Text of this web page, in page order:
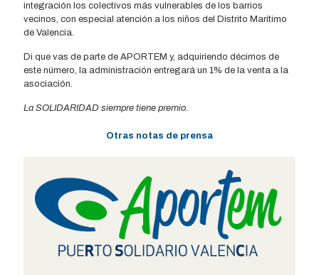
integración los colectivos más vulnerables de los barrios
vecinos, con especial atención a los niños del Distrito Marítimo
de Valencia.
Di que vas de parte de APORTEM y, adquiriendo décimos de
este número, la administración entregará un 1% de la venta a la
asociación.
La SOLIDARIDAD siempre tiene premio.
Otras notas de prensa